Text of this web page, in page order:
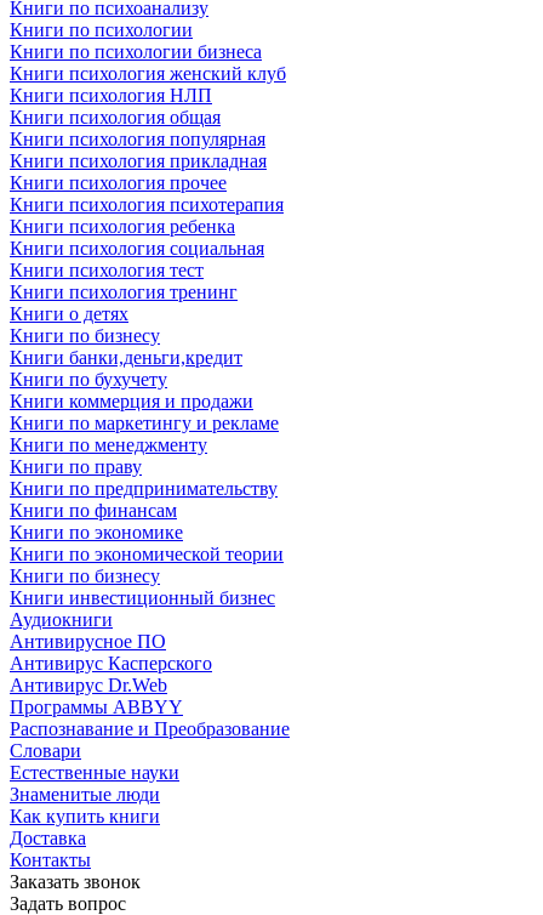
Книги по психоанализу
Книги по психологии
Книги по психологии бизнеса
Книги психология женский клуб
Книги психология НЛП
Книги психология общая
Книги психология популярная
Книги психология прикладная
Книги психология прочее
Книги психология психотерапия
Книги психология ребенка
Книги психология социальная
Книги психология тест
Книги психология тренинг
Книги о детях
Книги по бизнесу
Книги банки,деньги,кредит
Книги по бухучету
Книги коммерция и продажи
Книги по маркетингу и рекламе
Книги по менеджменту
Книги по праву
Книги по предпринимательству
Книги по финансам
Книги по экономике
Книги по экономической теории
Книги по бизнесу
Книги инвестиционный бизнес
Аудиокниги
Антивирусное ПО
Антивирус Касперского
Антивирус Dr.Web
Программы ABBYY
Распознавание и Преобразование
Словари
Естественные науки
Знаменитые люди
Как купить книги
Доставка
Контакты
Заказать звонок
Задать вопрос